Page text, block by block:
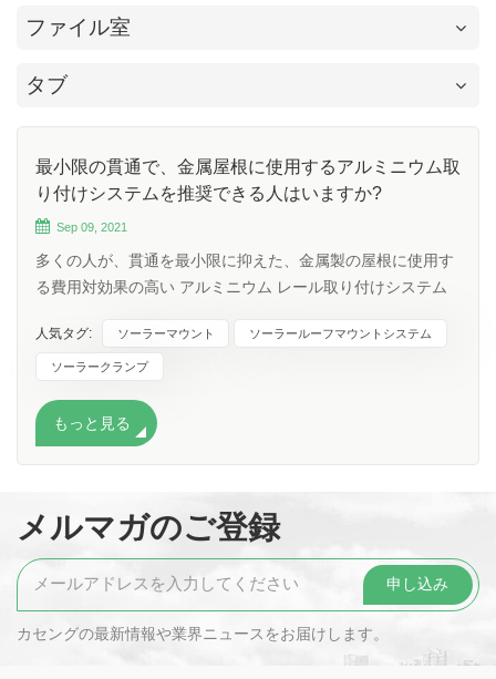
ファイル室
タブ
最小限の貫通で、金属屋根に使用するアルミニウム取
り付けシステムを推奨できる人はいますか?
Sep 09, 2021
多くの人が、貫通を最小限に抑えた、金属製の屋根に使用す
る費用対効果の高い アルミニウム レール取り付けシステム
屋根取り付けブラケットには、いくつかのオプションがあり
ますが、そうする前に次の要因を考慮する必要があります。
ルの幅にも注意してください. 2/風荷重と雪荷重 3/クランプ
に合わせて屋根の継ぎ目を曲げないでください。これを行う
ています。ぴったり合うクランプを見つけてください。 4/継
り、スタンディング シーム ルーフで最大のシステム強度が
得られ、スタンディング シームは NS で強度を、レールは
EW 方向でそれぞれ強度を提供します。 5/適切なドリルねじ
を使用してください。金属屋根を介して木材に自己穿孔する
人気タグ: ソーラーマウント ソーラールーフマウントシステム
ソーラークランプ
もっと見る
メルマガのご登録
カセングの最新情報や業界ニュースをお届けします。